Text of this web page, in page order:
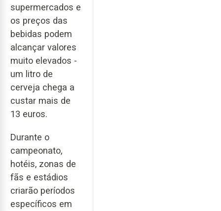
supermercados e
os preços das
bebidas podem
alcançar valores
muito elevados -
um litro de
cerveja chega a
custar mais de
13 euros.
Durante o
campeonato,
hotéis, zonas de
fãs e estádios
criarão períodos
específicos em